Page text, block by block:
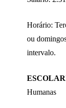
Horário:
ou
intervalo.
Humanas